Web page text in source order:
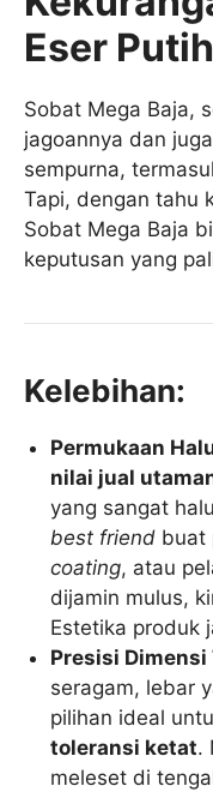
Eser Putih
Sobat Mega Baja,
jagoannya dan
sempurna,
Tapi, dengan tahu
Sobat Mega Baja
keputusan yang
Kelebihan:
Permukaan
nilai jual
yang sangat
best friend buat
coating, atau
dijamin mulus,
Estetika produk
Presisi Dimensi
seragam, lebar
pilihan ideal
toleransi ketat.
meleset di